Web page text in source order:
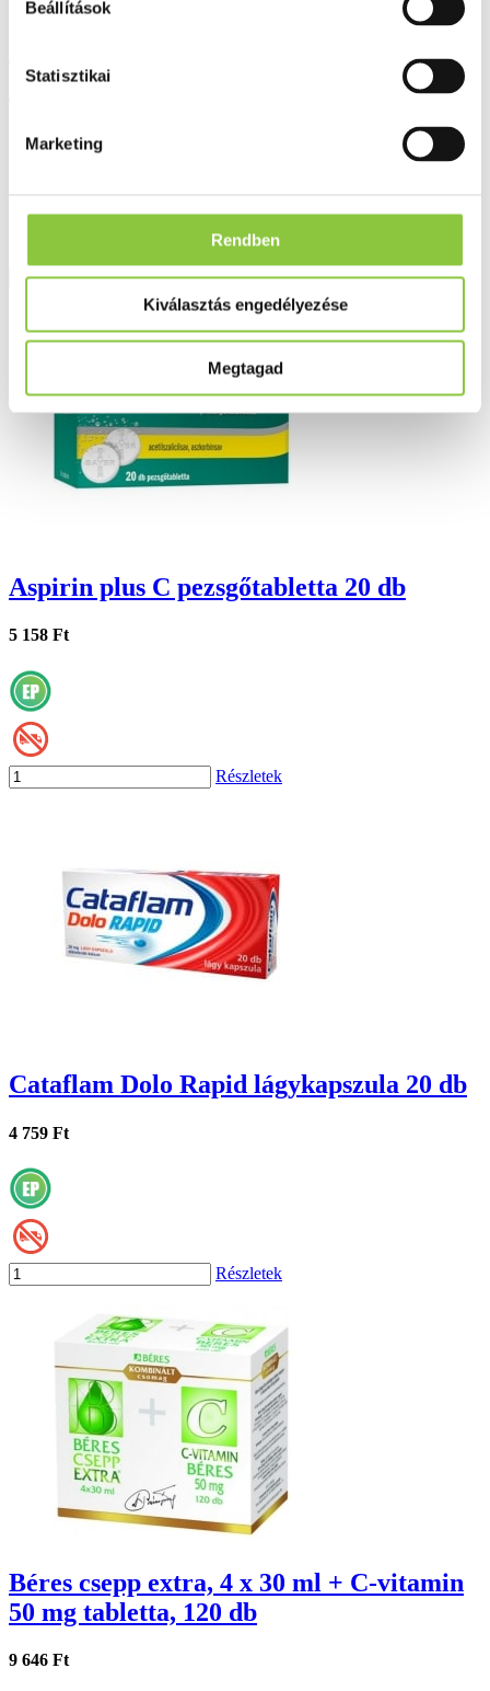
Beállítások
Statisztikai
Marketing
Rendben
Kiválasztás engedélyezése
Megtagad
Részletek
Aspirin plus C pezsgőtabletta 20 db
5 158 Ft
Részletek
Cataflam Dolo Rapid lágykapszula 20 db
4 759 Ft
Részletek
Béres csepp extra, 4 x 30 ml + C-vitamin
50 mg tabletta, 120 db
9 646 Ft